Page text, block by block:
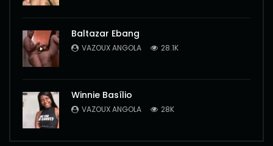
Baltazar Ebang
VAZOUX ANGOLA 28.1K
Winnie Basílio
VAZOUX ANGOLA 28K